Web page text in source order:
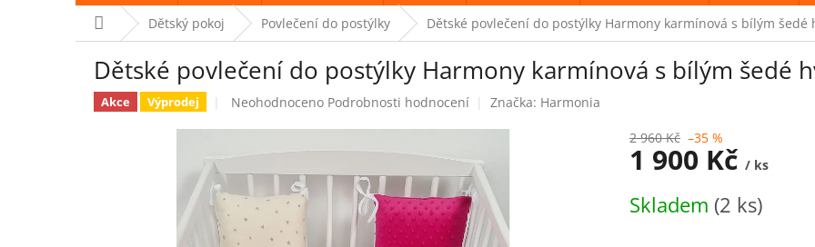
Domů Dětský pokoj Povlečení do postýlky Dětské povlečení do postýlky Harmony karmínová s bílým šedé
Dětské povlečení do postýlky Harmony karmínová s bílým šedé
Akce Výprodej
Průměrné
je
0,0
hvězdiček.
Neohodnoceno Podrobnosti hodnocení Značka: Harmonia
2 960 Kč –35 %
1 900 Kč / ks
cena:
Skladem (2 ks)